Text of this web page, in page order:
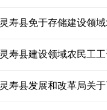
灵寿县免于存储建设领
灵寿县建设领域农民工
灵寿县发展和改革局关